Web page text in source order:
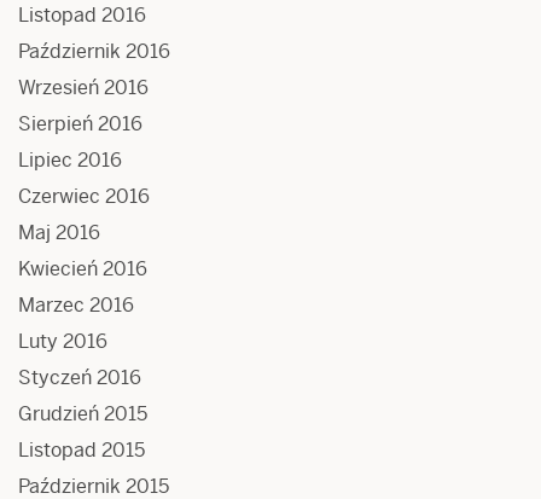
Listopad 2016
Październik 2016
Wrzesień 2016
Sierpień 2016
Lipiec 2016
Czerwiec 2016
Maj 2016
Kwiecień 2016
Marzec 2016
Luty 2016
Styczeń 2016
Grudzień 2015
Listopad 2015
Październik 2015